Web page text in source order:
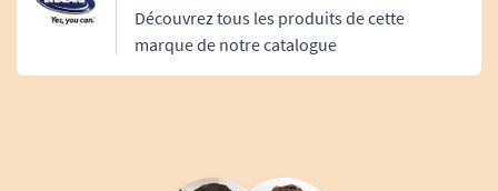
Découvrez tous les produits de cette
marque de notre catalogue